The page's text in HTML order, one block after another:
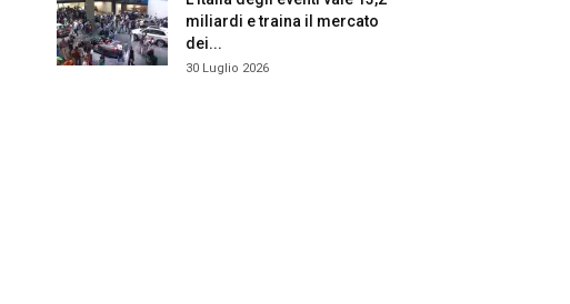
miliardi e traina il mercato
dei...
30 Luglio 2026